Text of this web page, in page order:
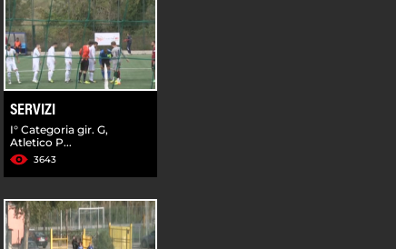
SERVIZI
I° Categoria gir. G,
Atletico P...
3643